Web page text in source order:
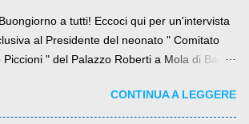
a tutti! Eccoci qui per un'intervista
al Presidente del neonato " Comitato
Piccioni " del Palazzo Roberti a Mola di Bari ,
definirlo... signor?....CONTINUA A LEGGERE